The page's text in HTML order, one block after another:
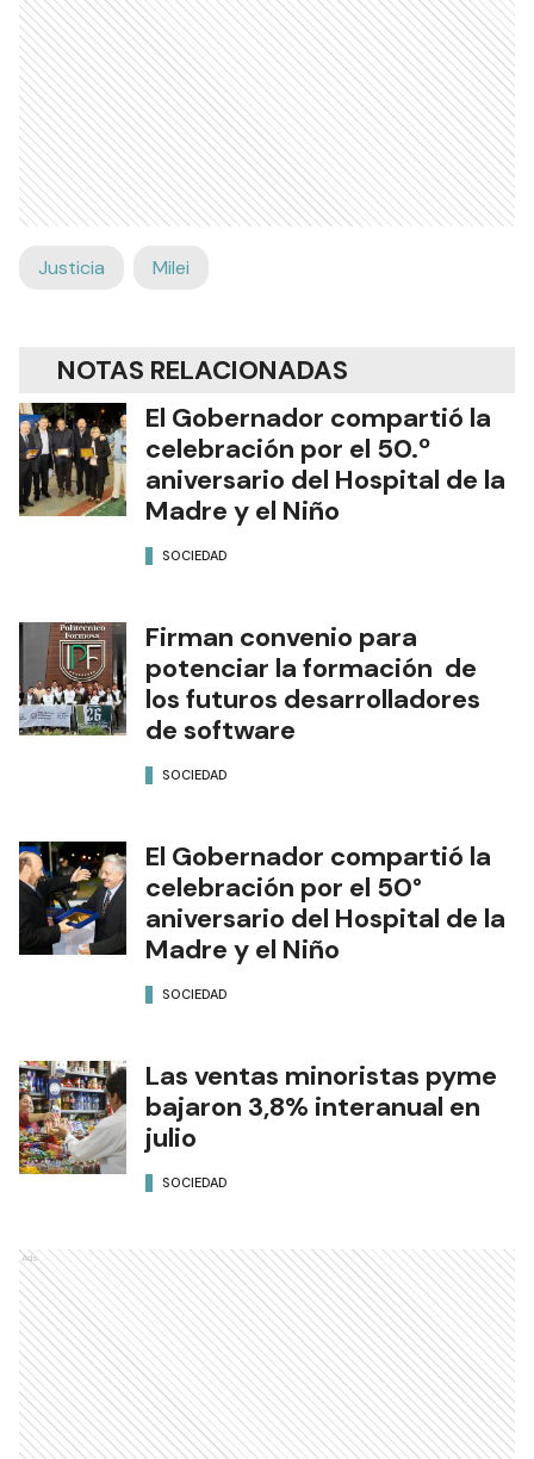
Justicia Milei
NOTAS RELACIONADAS
El Gobernador compartió la
celebración por el 50.º
aniversario del Hospital de la
Madre y el Niño
SOCIEDAD
Firman convenio para
potenciar la formación de
los futuros desarrolladores
de software
SOCIEDAD
El Gobernador compartió la
celebración por el 50°
aniversario del Hospital de la
Madre y el Niño
SOCIEDAD
Las ventas minoristas pyme
bajaron 3,8% interanual en
julio
SOCIEDAD
Ads